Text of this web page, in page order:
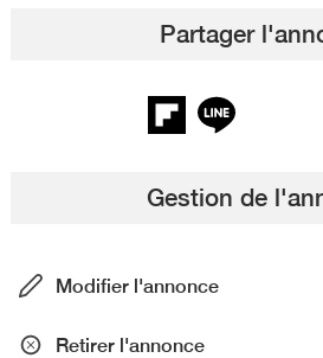
Partager
Gestion de
Modifier l'annonce
Retirer l'annonce